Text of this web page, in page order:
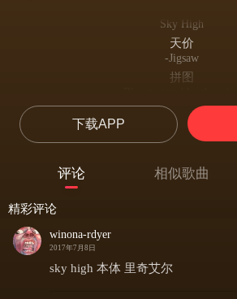
Sky High
天价
-Jigsaw
拼图
被风刮得团团转
thrown down in a spin.
在旋转中倒下
我赐予你爱，以为我们
why did it have to stop.
下载APP
评论 相似歌曲
精彩评论
winona-rdyer
2017年7月8日
sky high 本体 里奇艾尔